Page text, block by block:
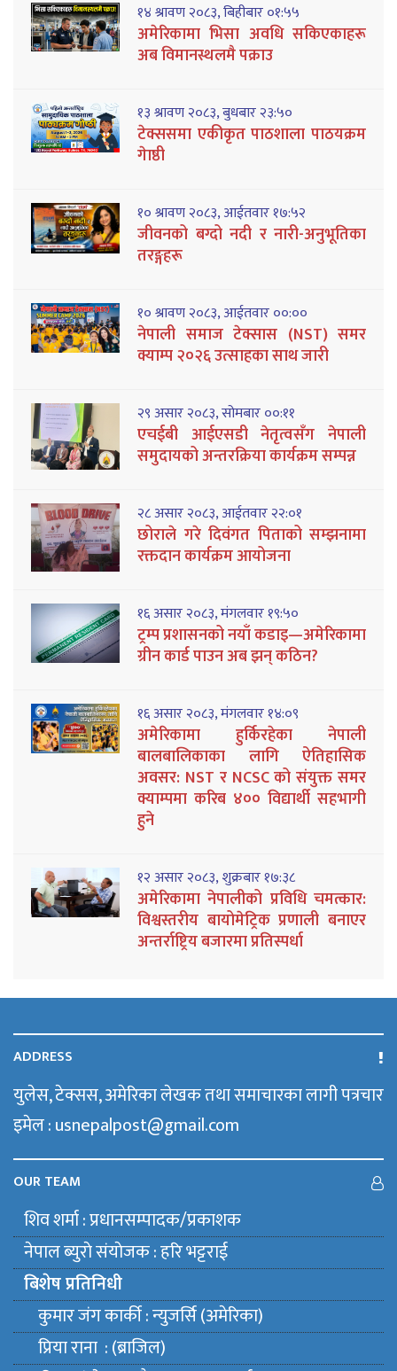
१४ श्रावण २०८३, बिहीबार ०१:५५
अमेरिकामा भिसा अवधि सकिएकाहरू
अब विमानस्थलमै पक्राउ
१३ श्रावण २०८३, बुधबार २३:५०
टेक्ससमा एकीकृत पाठशाला पाठयक्रम
गेाष्ठी
१० श्रावण २०८३, आईतवार १७:५२
जीवनको बग्दो नदी र नारी-अनुभूतिका
तरङ्गहरू
१० श्रावण २०८३, आईतवार ००:००
नेपाली समाज टेक्सास (NST) समर
क्याम्प २०२६ उत्साहका साथ जारी
२९ असार २०८३, सोमबार ००:११
एचईबी आईएसडी नेतृत्वसँग नेपाली
समुदायको अन्तरक्रिया कार्यक्रम सम्पन्न
२८ असार २०८३, आईतवार २२:०१
छोराले गरे दिवंगत पिताको सम्झनामा
रक्तदान कार्यक्रम आयोजना
१६ असार २०८३, मंगलवार १९:५०
ट्रम्प प्रशासनको नयाँ कडाइ—अमेरिकामा
ग्रीन कार्ड पाउन अब झन् कठिन?
१६ असार २०८३, मंगलवार १४:०९
अमेरिकामा हुर्किरहेका नेपाली
बालबालिकाका लागि ऐतिहासिक
अवसर: NST र NCSC को संयुक्त समर
क्याम्पमा करिब ४०० विद्यार्थी सहभागी
हुने
१२ असार २०८३, शुक्रबार १७:३८
अमेरिकामा नेपालीको प्रविधि चमत्कार:
विश्वस्तरीय बायोमेट्रिक प्रणाली बनाएर
अन्तर्राष्ट्रिय बजारमा प्रतिस्पर्धा
ADDRESS
युलेस, टेक्सस, अमेरिका लेखक तथा समाचारका लागी पत्रचार
इमेल : usnepalpost@gmail.com
OUR TEAM
शिव शर्मा : प्रधानसम्पादक/प्रकाशक
नेपाल ब्युराे संयाेजक : हरि भट्टराई
बिशेष प्रतिनिधी
कुमार जंग कार्की : न्युजर्सि (अमेरिका)
प्रिया राना : (ब्राजिल)